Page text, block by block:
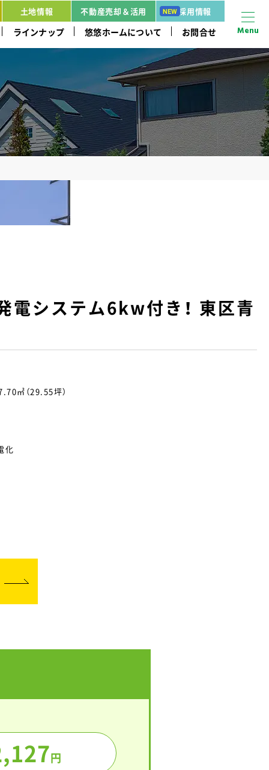
ラインナップ 悠悠ホームについて お問合せ
土地情報 不動産売却＆活用 採用情報
Menu
システム6kw付き！ 東区青
㎡（29.55坪）
化
円